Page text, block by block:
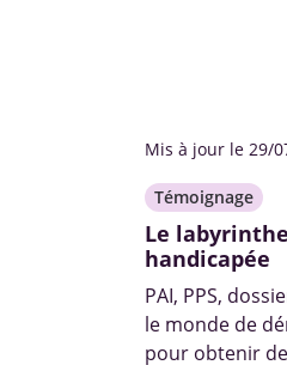
Mis à jour le 29/
Témoignage
Le
handicapée
PAI, PPS,
le monde de
pour obtenir